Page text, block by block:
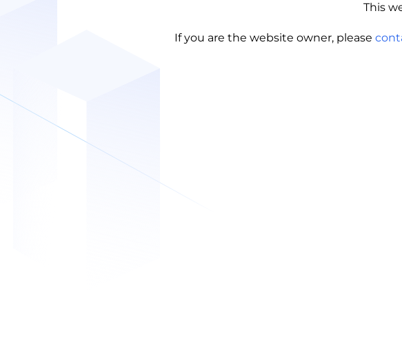
This
If you are the website owner, please